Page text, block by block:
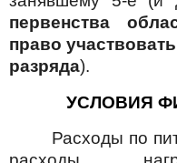
первенства
право
разряда).
УСЛОВИЯ
Расходы по